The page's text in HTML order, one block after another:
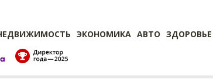
ЭКОНОМИКА АВТО ЗДОРОВЬЕ